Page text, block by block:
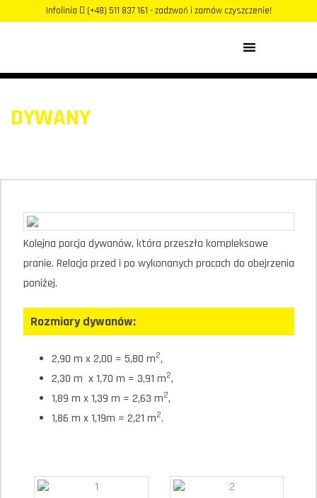
Infolinia (+48) 511 837 161 - zadzwoń i zamów czyszczenie!
DYWANY
Kolejna porcja dywanów, która przeszła kompleksowe
pranie. Relacja przed i po wykonanych pracach do obejrzenia
poniżej.
Rozmiary dywanów:
2,90 m x 2,00 = 5,80 m2,
2,30 m x 1,70 m = 3,91 m2,
1,89 m x 1,39 m = 2,63 m2,
1,86 m x 1,19m = 2,21 m2.